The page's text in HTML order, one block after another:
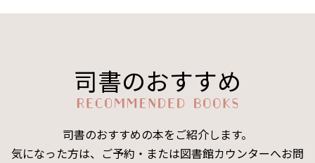
司書のおすすめ
司書のおすすめの本をご紹介します。
気になった方は、ご予約・または図書館カウンターへお問